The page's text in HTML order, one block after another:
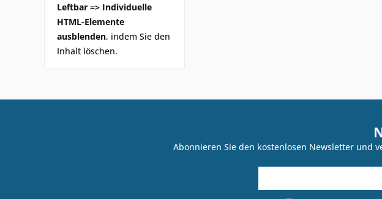
Leftbar => Individuelle
HTML-Elemente
ausblenden, indem Sie den
Inhalt löschen.
Abonnieren Sie den kostenlosen Newsletter und